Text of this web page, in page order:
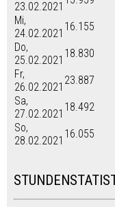
23.02.2021
Mi,
24.02.2021
16.155
Do,
25.02.2021
18.830
Fr,
26.02.2021
23.887
Sa,
27.02.2021
18.492
So,
28.02.2021
16.055